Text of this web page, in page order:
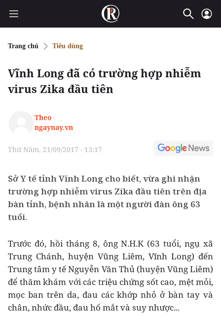
Trang chủ Tiêu dùng
Vĩnh Long đã có trường hợp nhiễm
virus Zika đầu tiên
Theo
ngaynay.vn
Thứ Năm, 21/09/2017 - 13:17
Sở Y tế tỉnh Vĩnh Long cho biết, vừa ghi nhận
trường hợp nhiễm virus Zika đầu tiên trên địa
bàn tỉnh, bệnh nhân là một người đàn ông 63
tuổi.
Trước đó, hồi tháng 8, ông N.H.K (63 tuổi, ngụ xã
Trung Chánh, huyện Vũng Liêm, Vĩnh Long) đến
Trung tâm y tế Nguyễn Văn Thủ (huyện Vũng Liêm)
để thăm khám với các triệu chứng sốt cao, mệt mỏi,
mọc ban trên da, đau các khớp nhỏ ở bàn tay và
chân, nhức đầu, đau hố mắt và suy nhược...